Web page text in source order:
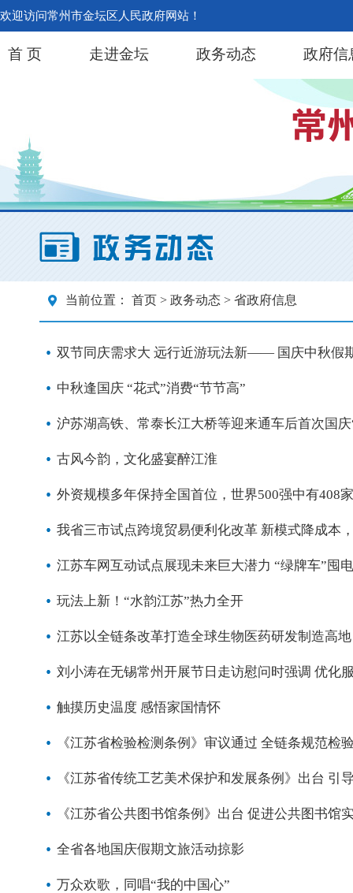
欢迎访问常州市金坛区人民政府网站！
首 页 走进金坛 政务动态 政府信
当前位置： 首页 > 政务动态 > 省政府信息
双节同庆需求大 远行近游玩法新—— 国庆中秋假
中秋逢国庆 “花式”消费“节节高”
沪苏湖高铁、常泰长江大桥等迎来通车后首次国
古风今韵，文化盛宴醉江淮
外资规模多年保持全国首位，世界500强中有408
我省三市试点跨境贸易便利化改革 新模式降成本
江苏车网互动试点展现未来巨大潜力 “绿牌车”囤
玩法上新！“水韵江苏”热力全开
江苏以全链条改革打造全球生物医药研发制造高
刘小涛在无锡常州开展节日走访慰问时强调 优化
触摸历史温度 感悟家国情怀
《江苏省检验检测条例》审议通过 全链条规范检
《江苏省传统工艺美术保护和发展条例》出台 引
《江苏省公共图书馆条例》出台 促进公共图书馆
全省各地国庆假期文旅活动掠影
万众欢歌，同唱“我的中国心”